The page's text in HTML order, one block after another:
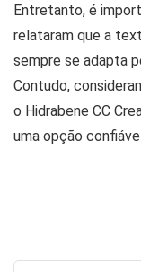
Entretanto, é
relataram que a
sempre se adapta
Contudo,
o Hidrabene CC
uma opção